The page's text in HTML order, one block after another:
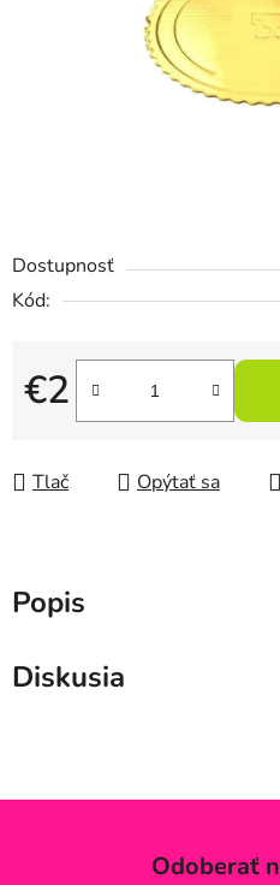
Dostupnosť
Kód:
€2
Jednotková cena:
Tlač Opýtať sa
Popis
Diskusia
Odoberať